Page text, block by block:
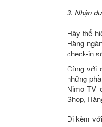
3. Nhận
Hãy thể
Hàng
check-in
Cùng với
những
Nimo TV
Shop,
Đi kèm